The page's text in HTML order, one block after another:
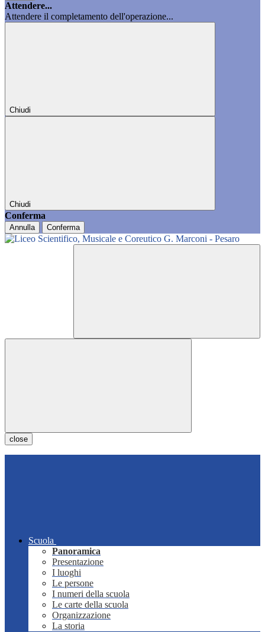
Attendere...
Attendere il completamento dell'operazione...
Chiudi
Chiudi
Conferma
Annulla Conferma
close
Scuola
Panoramica
Presentazione
I luoghi
Le persone
I numeri della scuola
Le carte della scuola
Organizzazione
La storia